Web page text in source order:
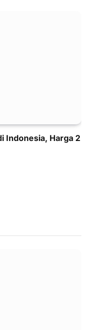
Indonesia, Harga 2